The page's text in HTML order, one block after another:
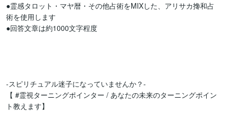
●霊感タロット・マヤ暦・その他占術をMIXした、アリサカ搀和占
術を使用します
●回答文章は約1000文字程度
-スピリチュアル迷子になっていませんか？-
【 #霊視ターニングポインター / あなたの未来のターニングポイン
ト教えます】